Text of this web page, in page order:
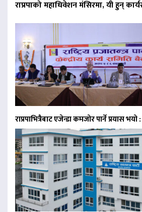
राप्रपाको महाधिवेशन मंसिरमा, यी हुन्
राप्रपाभित्रैबाट एजेन्डा कमजोर पार्ने प्रयास